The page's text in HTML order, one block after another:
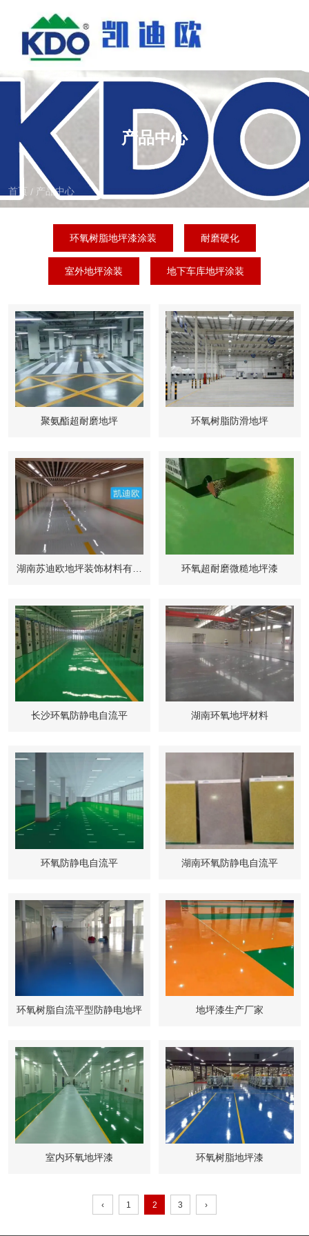
产品中心
首页 / 产品中心
环氧树脂地坪漆涂装 耐磨硬化
室外地坪涂装 地下车库地坪涂装
聚氨酯超耐磨地坪 环氧树脂防滑地坪
湖南苏迪欧地坪装饰材料有限
环氧超耐磨微糙地坪漆
长沙环氧防静电自流平 湖南环氧地坪材料
环氧防静电自流平 湖南环氧防静电自流平
环氧树脂自流平型防静电地坪 地坪漆生产厂家
室内环氧地坪漆 环氧树脂地坪漆
‹ 1 2 3 ›